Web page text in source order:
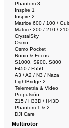
Phantom 3
Inspire 1
Inspire 2
Matrice 600 / 100 /
Matrice 200 / 210 /
CrystalSky
Osmo
Osmo Pocket
Ronin & Focus
S1000, S900, S800
F450 / F550
A3 / A2 / N3 / Naza
LightBridge 2
Telemetria & Video
Propulsión
Z15 / H33D / H43D
Phantom 1 & 2
DJI Care
Multirotor